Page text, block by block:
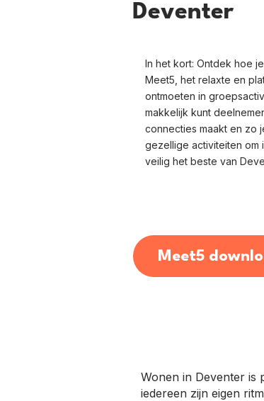
Deventer
In het kort: Ontdek hoe
Meet5, het relaxte en
ontmoeten in
makkelijk kunt
connecties maakt en zo
gezellige activiteiten om
veilig het beste van
Meet5
Wonen in Deventer is
iedereen zijn eigen